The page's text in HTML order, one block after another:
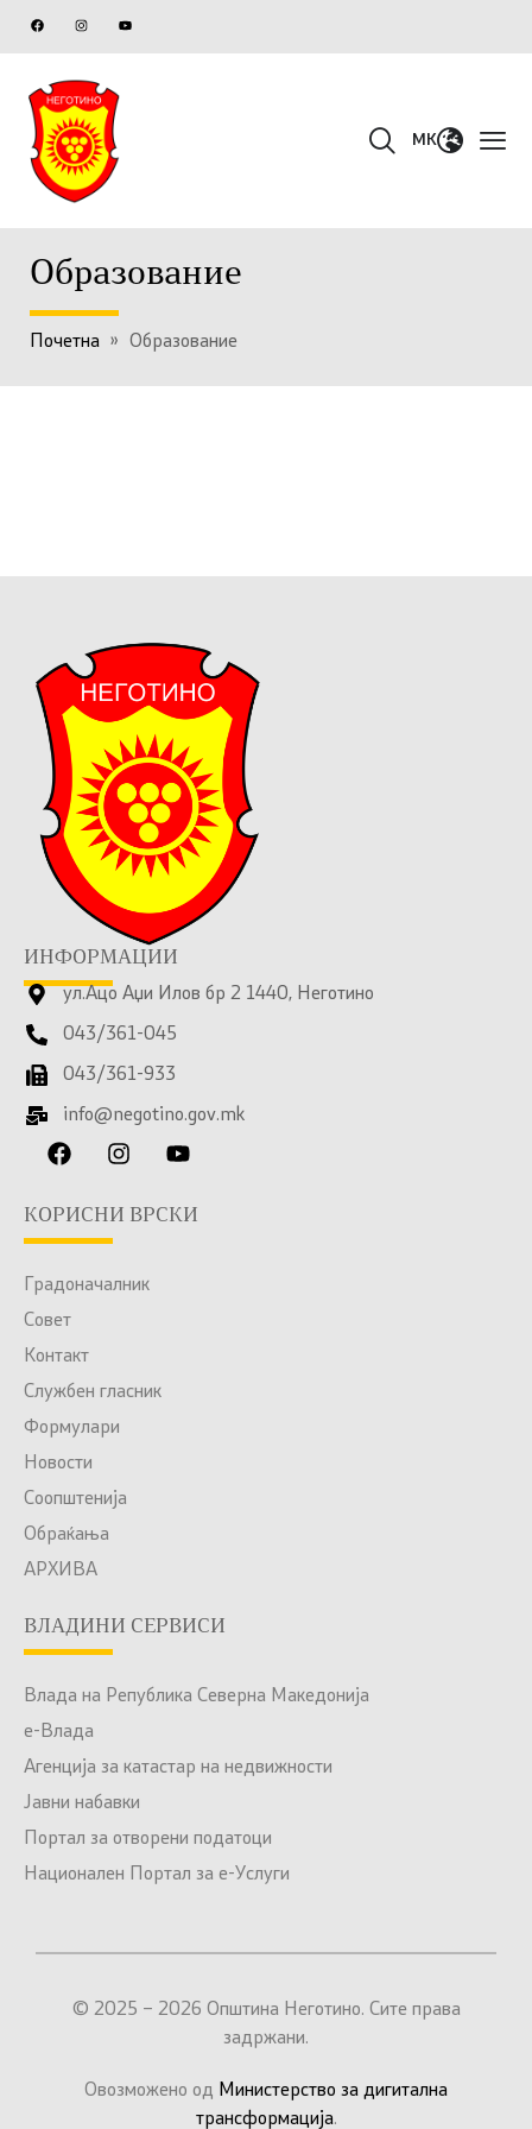
MK
Образование
Почетна » Образование
ИНФОРМАЦИИ
ул.Ацо Аџи Илов бр 2 1440, Неготино
043/361-045
043/361-933
info@negotino.gov.mk
КОРИСНИ ВРСКИ
Градоначалник
Совет
Контакт
Службен гласник
Формулари
Новости
Соопштенија
Обраќања
АРХИВА
ВЛАДИНИ СЕРВИСИ
Влада на Република Северна Македонија
е-Влада
Агенција за катастар на недвижности
Јавни набавки
Портал за отворени податоци
Национален Портал за е-Услуги
© 2025 – 2026 Општина Неготино. Сите права
задржани.
Овозможено од Министерство за дигитална
трансформација.